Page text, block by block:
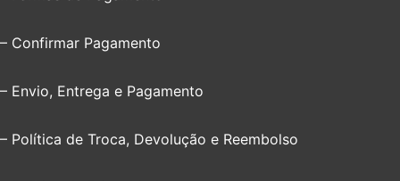
– Confirmar Pagamento
– Envio, Entrega e Pagamento
– Política de Troca, Devolução e Reembolso